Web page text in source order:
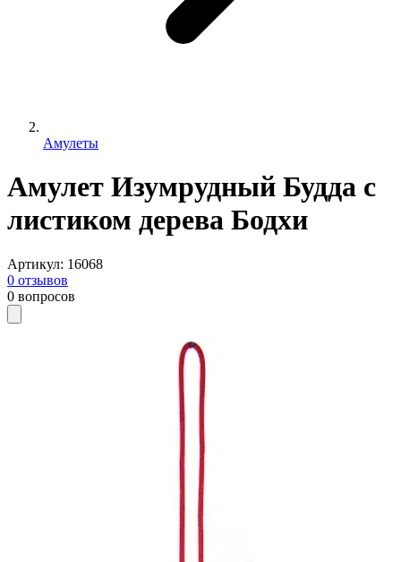
Амулеты
Амулет Изумрудный Будда с
листиком дерева Бодхи
Артикул: 16068
0 отзывов
0 вопросов